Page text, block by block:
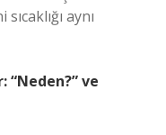
aynı
“Neden?” ve